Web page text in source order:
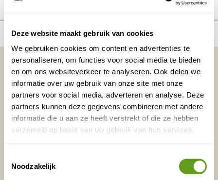
Deze website maakt gebruik van cookies
We gebruiken cookies om content en advertenties te
personaliseren, om functies voor social media te bieden
en om ons websiteverkeer te analyseren. Ook delen we
informatie over uw gebruik van onze site met onze
partners voor social media, adverteren en analyse. Deze
partners kunnen deze gegevens combineren met andere
informatie die u aan ze heeft verstrekt of die ze hebben
verzameld op basis van uw gebruik van hun services.
Noodzakelijk
Bekijk alle reizen naar Wandelen in
Hochsteiermark
Vakantietips & Inspiratie?
Voornaam Achternaam